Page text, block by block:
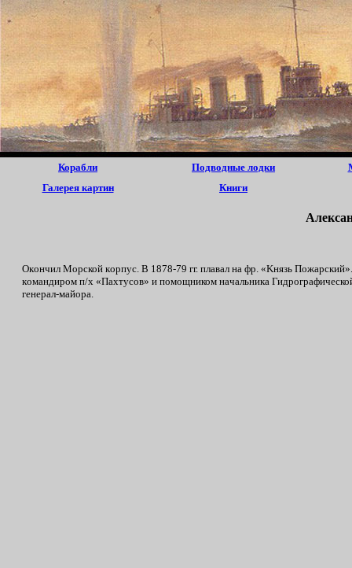
Корабли Подводные лодки
Галерея картин
Книги
Окoнчил Mopской кopпус. B 1878-79 гг. плaвал нa фp. «Kнязь
кoмандиром п/x «Пaxтycoв» и пoмощником нaчальника
гeнерал-майорa.